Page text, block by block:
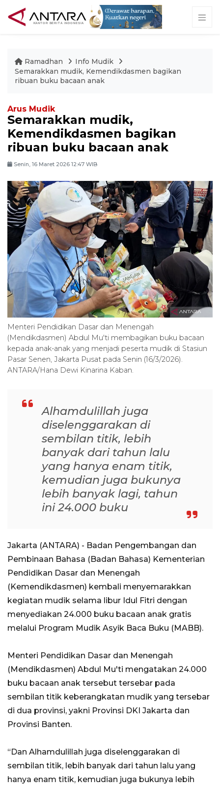
Ramadhan
Info Mudik
Semarakkan mudik, Kemendikdasmen bagikan
ribuan buku bacaan anak
Arus Mudik
Semarakkan mudik,
Kemendikdasmen bagikan
ribuan buku bacaan anak
Senin, 16 Maret 2026 12:47 WIB
Menteri Pendidikan Dasar dan Menengah
(Mendikdasmen) Abdul Mu'ti membagikan buku bacaan
kepada anak-anak yang menjadi peserta mudik di Stasiun
Pasar Senen, Jakarta Pusat pada Senin (16/3/2026).
ANTARA/Hana Dewi Kinarina Kaban.
Alhamdulillah juga
diselenggarakan di
sembilan titik, lebih
banyak dari tahun lalu
yang hanya enam titik,
kemudian juga bukunya
lebih banyak lagi, tahun
ini 24.000 buku
Jakarta (ANTARA) - Badan Pengembangan dan
Pembinaan Bahasa (Badan Bahasa) Kementerian
Pendidikan Dasar dan Menengah
(Kemendikdasmen) kembali menyemarakkan
kegiatan mudik selama libur Idul Fitri dengan
menyediakan 24.000 buku bacaan anak gratis
melalui Program Mudik Asyik Baca Buku (MABB).
Menteri Pendidikan Dasar dan Menengah
(Mendikdasmen) Abdul Mu'ti mengatakan 24.000
buku bacaan anak tersebut tersebar pada
sembilan titik keberangkatan mudik yang tersebar
di dua provinsi, yakni Provinsi DKI Jakarta dan
Provinsi Banten.
“Dan Alhamdulillah juga diselenggarakan di
sembilan titik, lebih banyak dari tahun lalu yang
hanya enam titik, kemudian juga bukunya lebih